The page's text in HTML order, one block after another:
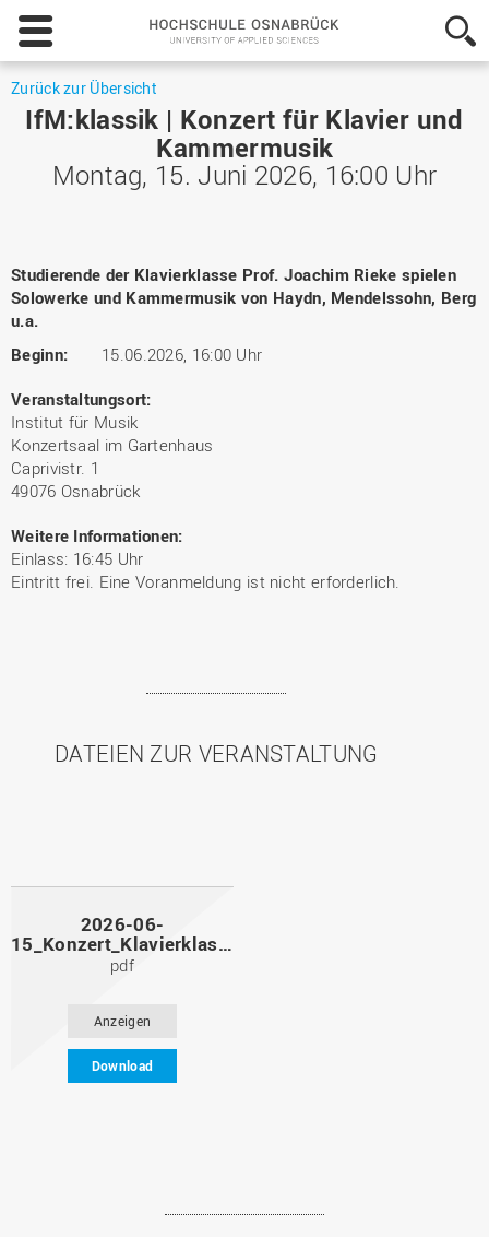
Hochschule
Osnabrück
-
of
Applied
Zurück zur Übersicht
IfM:klassik | Konzert für Klavier und
Kammermusik
Montag, 15. Juni 2026, 16:00 Uhr
Studierende der Klavierklasse Prof. Joachim Rieke spielen
Solowerke und Kammermusik von Haydn, Mendelssohn, Berg
u.a.
Beginn:
15.06.2026, 16:00 Uhr
Veranstaltungsort:
Institut für Musik
Konzertsaal im Gartenhaus
Caprivistr. 1
49076 Osnabrück
Weitere Informationen:
Einlass: 16:45 Uhr
Eintritt frei. Eine Voranmeldung ist nicht erforderlich.
DATEIEN ZUR VERANSTALTUNG
2026-06-
15_Konzert_Klavierklasse_Programm.pdf
pdf
Anzeigen
Download